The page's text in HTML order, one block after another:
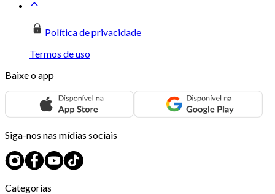
Política de privacidade
Termos de uso
Baixe o app
Siga-nos nas mídias sociais
Categorias